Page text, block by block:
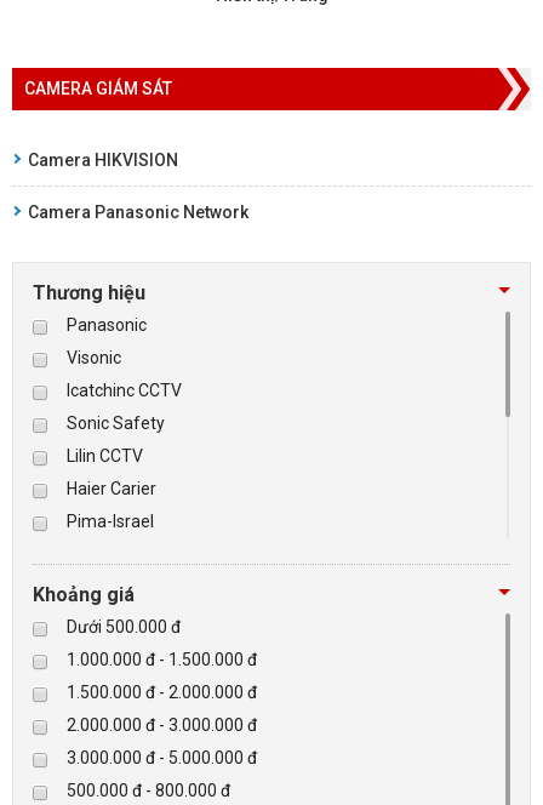
CAMERA GIÁM SÁT
Camera HIKVISION
Camera Panasonic Network
Thương hiệu
Panasonic
Visonic
Icatchinc CCTV
Sonic Safety
Lilin CCTV
Haier Carier
Pima-Israel
Checkpoint
Paradox-Canada
D-max
HIKVISON
Eguard
Khác
Rapiscan
Khoảng giá
Dưới 500.000 đ
1.000.000 đ - 1.500.000 đ
1.500.000 đ - 2.000.000 đ
2.000.000 đ - 3.000.000 đ
3.000.000 đ - 5.000.000 đ
500.000 đ - 800.000 đ